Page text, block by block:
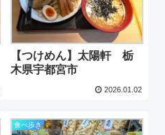
【つけめん】太陽軒 栃
木県宇都宮市
2026.01.02
食べ歩き